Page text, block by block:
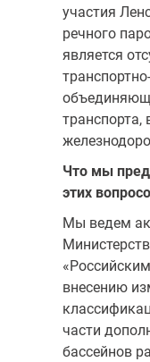
участия
речного
является
транспорта,
Что мы
этих
Мы ведем
внесению
части
бассейнов